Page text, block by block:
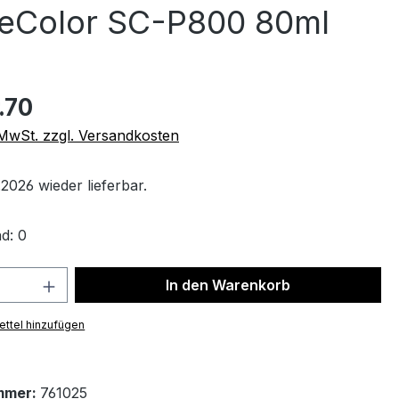
SC-P800 80ml
zzgl. Versandkosten
wieder lieferbar.
0
Anzahl: Gib den gewünschten Wert
In den Warenkorb
hinzufügen
761025